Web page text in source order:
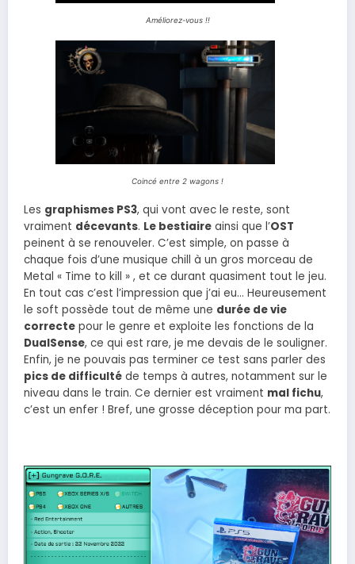
Améliorez-vous !!
Coincé entre 2 wagons !
Les graphismes PS3, qui vont avec le reste, sont
vraiment décevants. Le bestiaire ainsi que l’OST
peinent à se renouveler. C’est simple, on passe à
chaque fois d’une musique chill à un gros morceau de
Metal « Time to kill » , et ce durant quasiment tout le jeu.
En tout cas c’est l’impression que j’ai eu… Heureusement
le soft possède tout de même une durée de vie
correcte pour le genre et exploite les fonctions de la
DualSense, ce qui est rare, je me devais de le souligner.
Enfin, je ne pouvais pas terminer ce test sans parler des
pics de difficulté de temps à autres, notamment sur le
niveau dans le train. Ce dernier est vraiment mal fichu,
c’est un enfer ! Bref, une grosse déception pour ma part.